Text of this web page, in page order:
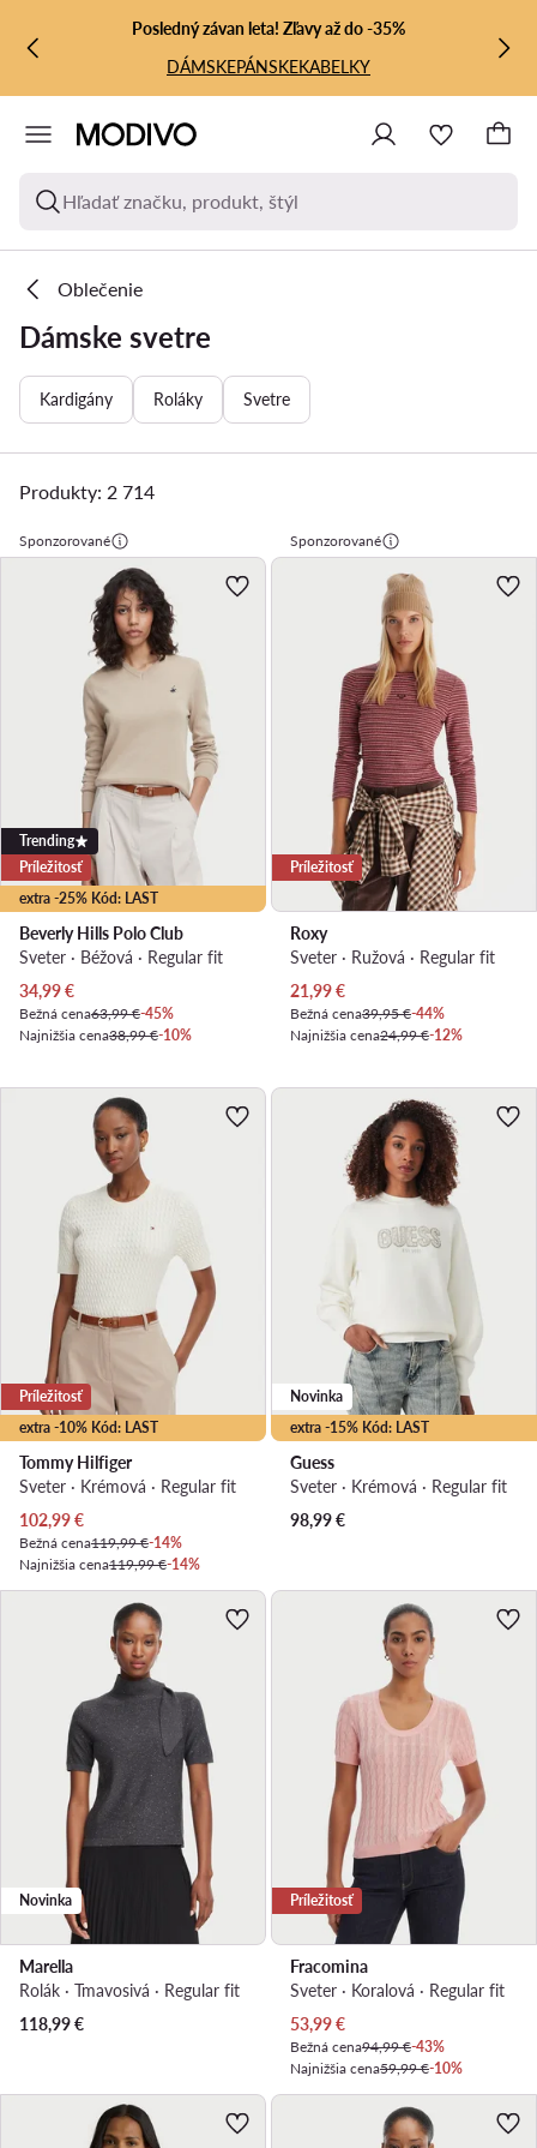
PREJSŤ NA HLAVNÝ OBSAH
PREJSŤ NA VYHĽADÁVANIE
Posledný závan leta! Zľavy až do -35%
DÁMSKEPÁNSKEKABELKY
Hľadať značku, produkt, štýl
Oblečenie
Dámske svetre
Kardigány Roláky Svetre
Produkty: 2 714
Sponzorované
extra -25% Kód: LAST
Trending
Príležitosť
Beverly Hills Polo Club
Sveter · Béžová · Regular fit
Aktuálna cena
34,99€
Bežná cena63,99 €-45%
Najnižšia cena38,99 €-10%
Sponzorované
Príležitosť
Roxy
Sveter · Ružová · Regular fit
Aktuálna cena
21,99€
Bežná cena39,95 €-44%
Najnižšia cena24,99 €-12%
extra -10% Kód: LAST
Príležitosť
Tommy Hilfiger
Sveter · Krémová · Regular fit
Aktuálna cena
102,99€
Bežná cena119,99 €-14%
Najnižšia cena119,99 €-14%
extra -15% Kód: LAST
Novinka
Guess
Sveter · Krémová · Regular fit
98,99€
Novinka
Marella
Rolák · Tmavosivá · Regular fit
118,99€
Príležitosť
Fracomina
Sveter · Koralová · Regular fit
Aktuálna cena
53,99€
Bežná cena94,99 €-43%
Najnižšia cena59,99 €-10%